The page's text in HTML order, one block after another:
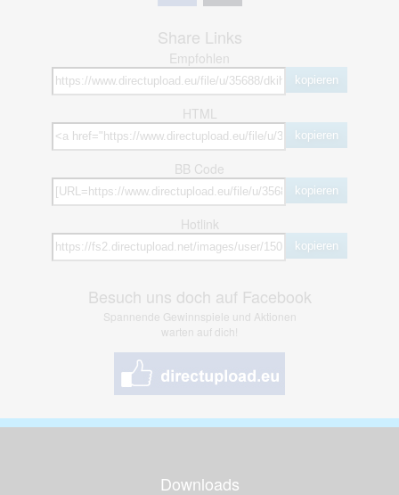
Share Links
Empfohlen
kopieren
HTML
kopieren
BB Code
kopieren
Hotlink
kopieren
Besuch uns doch auf Facebook
Spannende Gewinnspiele und Aktionen
warten auf dich!
Downloads